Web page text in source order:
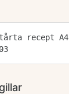
recept A4